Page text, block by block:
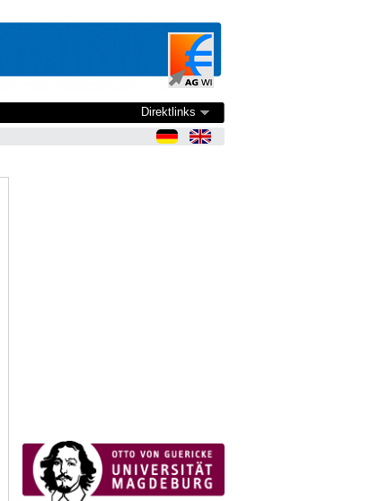
Direktlinks